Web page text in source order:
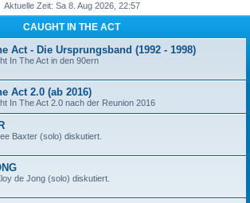
h
Aktuelle Zeit: Sa 8. Aug 2026, 22:57
CAUGHT IN THE ACT
Act - Die Ursprungsband (1992 - 1998)
In The Act in den 90ern
Act 2.0 (ab 2016)
In The Act 2.0 nach der Reunion 2016
Baxter (solo) diskutiert.
de Jong (solo) diskutiert.